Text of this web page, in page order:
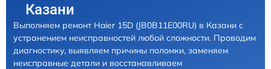
Казани
Выполняем ремонт Haier 15D (JB0B11E00RU) в Казани с
устранением неисправностей любой сложности. Проводим
диагностику, выявляем причины поломки, заменяем
неисправные детали и восстанавливаем